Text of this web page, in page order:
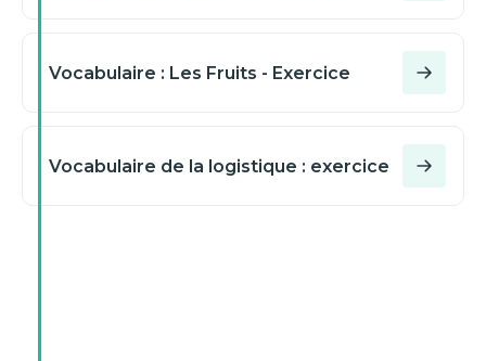
Vocabulaire : Les Fruits - Exercice
Vocabulaire de la logistique : exercice